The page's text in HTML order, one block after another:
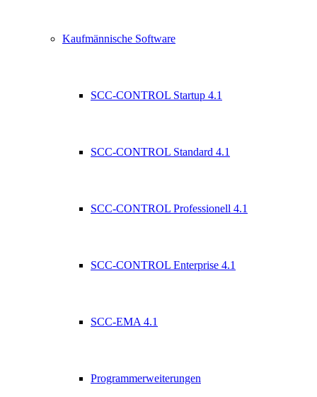
Kaufmännische Software
SCC-CONTROL Startup 4.1
SCC-CONTROL Standard 4.1
SCC-CONTROL Professionell 4.1
SCC-CONTROL Enterprise 4.1
SCC-EMA 4.1
Programmerweiterungen